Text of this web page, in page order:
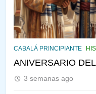
CABALÁ PRINCIPIANTE
ANIVERSARIO
3 semanas ago
145